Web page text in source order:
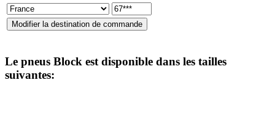
Le pneus Block est disponible dans les tailles
suivantes: